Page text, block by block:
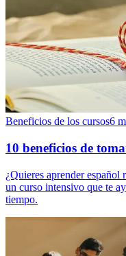
Beneficios de los cursos6
10 beneficios de
¿Quieres aprender español
un curso intensivo que te
tiempo.